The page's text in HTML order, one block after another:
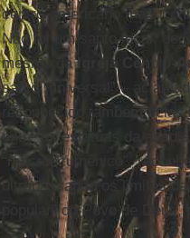
centro-americano mais
Não foi um santo local, de
mesmo daIgreja Centro-
santo “universal” –
reconhecido também
entre as estátuas da
“macroecumênico”,
ultrapassando os limites
popular” do Povo de